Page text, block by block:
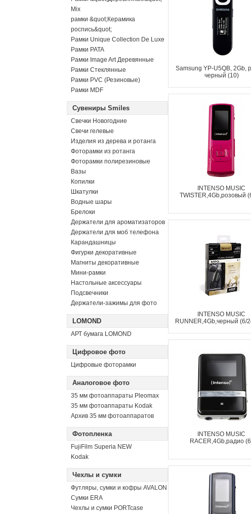
Mix
рамки &quot;Керамика
роспись&quot;
Рамки Unique Collection De Luxe
Рамки PATA
Рамки Image Art Деревянные
Рамки Стеклянные
Рамки PVC (Резиновые)
Рамки MDF
Сувениры Smiles
Свечки Новогодние
Свечи гелевые
Изделия из дерева и ротанга
Фоторамки из ротанга
Фоторамки полирезиновые
Вазы
Копилки
Шкатулки
Водные шары
Брелоки
Держатели для ароматизаторов
Держатели для моб телефона
Карандашницы
Фигурки декоративные
Магниты декоративные
Мини-рамки
Настольные аксессуары
Подсвечники
Держатели-зажимы для фото
LOMOND
АРТ бумага LOMOND
Цифровое фото
Цифровые фоторамки
Аналоговое фото
35 мм фотоаппараты Pleomax
35 мм фотоаппараты Kodak
Архив 35 мм фотоаппаратов
Фотопленка
FujiFilm Superia NEW
Kodak
Чехлы и сумки
Футляры, сумки и кофры AVALON
Сумки ERA
Чехлы и сумки PORTcase
Samsung YP-U5QB, 2Gb,
черный (10)
INTENSO MUSIC
TWISTER,4Gb,розовый
INTENSO MUSIC
RUNNER,4Gb,черный (6/
INTENSO MUSIC
RACER,4Gb,радио